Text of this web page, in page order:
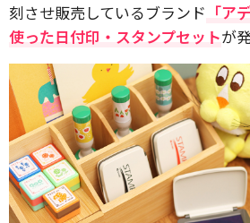
刻させ販売しているブランド 「ア
使った日付印・スタンプセットが